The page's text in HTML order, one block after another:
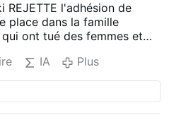
REJETTE l'adhésion de
place dans la famille
ont tué des femmes et
IA Plus